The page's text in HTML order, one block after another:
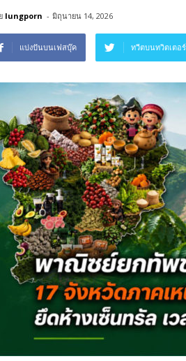
lungporn - มิถุนายน 14, 2026
แบ่งปันบนเฟสบุ๊ค ทวีตบนทวิตเตอร์